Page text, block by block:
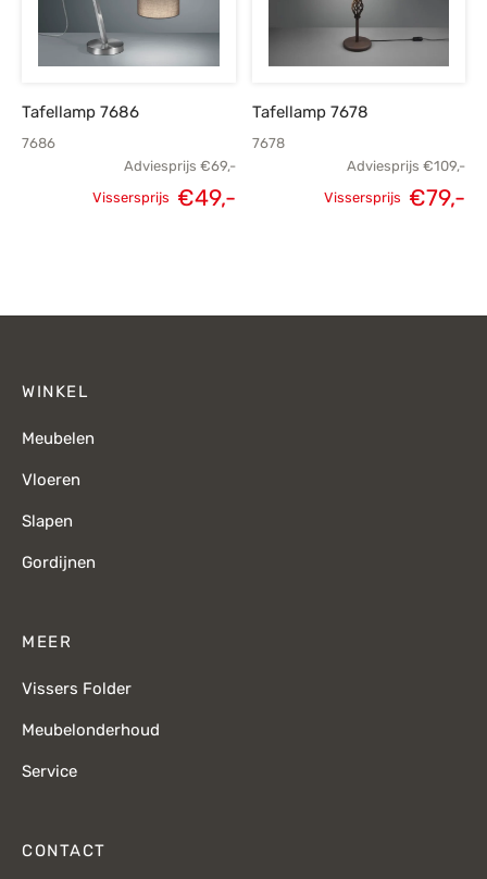
Tafellamp 7686
7686
Adviesprijs €69,-
Vissersprijs €49,-
Tafellamp 7678
7678
Adviesprijs €109,-
Vissersprijs €79,-
WINKEL
Meubelen
Vloeren
Slapen
Gordijnen
MEER
Vissers Folder
Meubelonderhoud
Service
CONTACT